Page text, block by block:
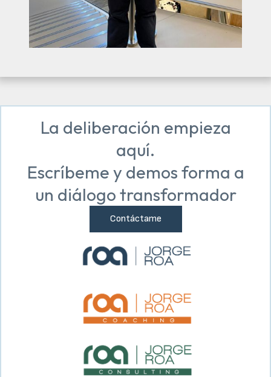
La deliberación empieza
aquí.
Escríbeme y demos forma a
un diálogo transformador
Contáctame